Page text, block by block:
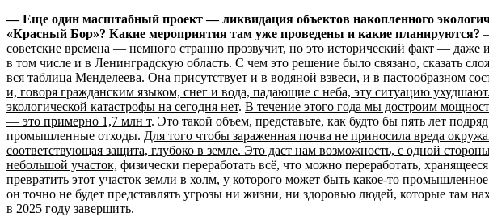
— Еще один масштабный проект — ликвидация объектов накопленного
«Красный Бор»? Какие мероприятия там уже проведены и какие планируются?
советские времена — немного странно прозвучит, но это исторический факт — даже
в том числе и в Ленинградскую область. С чем это решение было связано, сказать
вся таблица Менделеева. Она присутствует и в водяной взвеси, и в пастообразном
и, говоря гражданским языком, снег и вода, падающие с неба, эту ситуацию
экологической катастрофы на сегодня нет. В течение этого года мы достроим
— это примерно 1,7 млн т. Это такой объем, представьте, как будто бы пять лет
промышленные отходы. Для того чтобы зараженная почва не приносила вреда
соответствующая защита, глубоко в земле. Это даст нам возможность, с одной
небольшой участок, физически переработать всё, что можно переработать,
превратить этот участок земли в холм, у которого может быть какое-то
он точно не будет представлять угрозы ни жизни, ни здоровью людей, которые там
в 2025 году завершить.